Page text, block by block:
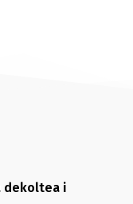
dekoltea i